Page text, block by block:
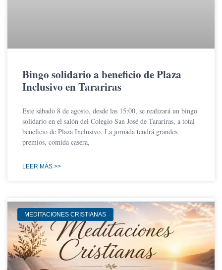
Bingo solidario a beneficio de Plaza
Inclusivo en Tarariras
Este sábado 8 de agosto, desde las 15:00, se realizará un bingo
solidario en el salón del Colegio San José de Tarariras, a total
beneficio de Plaza Inclusivo. La jornada tendrá grandes
premios, comida casera,
LEER MÁS >>
MEDITACIONES CRISTIANAS